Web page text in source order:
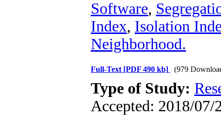
Software,
Index, Isolation
Neighborhood.
Full-Text [PDF 490 kb] (979
Type of Study:
Accepted: 2018/07/